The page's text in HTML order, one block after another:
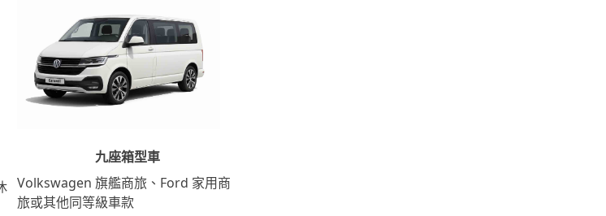
九座箱型車
Volkswagen 旗艦商旅、Ford 家用商
旅或其他同等級車款